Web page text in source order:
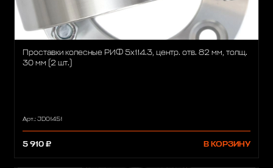
Проставки колесные РИФ 5x114.3, центр. отв. 82 мм, толщ.
30 мм (2 шт.)
Арт.: JD01451
5 910 ₽ В КОРЗИНУ